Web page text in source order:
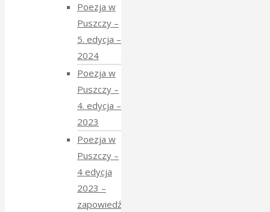
Poezja w
Puszczy –
5. edycja –
2024
Poezja w
Puszczy –
4. edycja –
2023
Poezja w
Puszczy –
4 edycja
2023 –
zapowiedź